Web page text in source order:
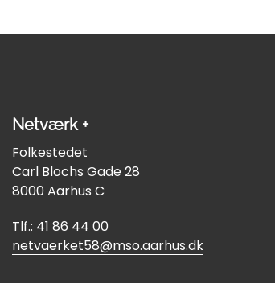
Netværk +
Folkestedet
Carl Blochs Gade 28
8000 Aarhus C
Tlf.: 41 86 44 00
netvaerket58@mso.aarhus.dk